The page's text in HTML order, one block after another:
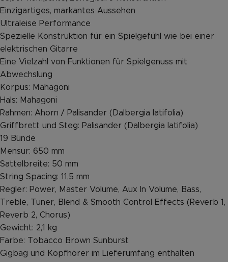
Einzigartiges, markantes Aussehen
Ultraleise Performance
Spezielle Konstruktion für ein Spielgefühl wie bei einer
elektrischen Gitarre
Eine Vielzahl von Funktionen für Spielgenuss mit
Abwechslung
Korpus: Mahagoni
Hals: Mahagoni
Rahmen: Ahorn / Palisander (Dalbergia latifolia)
Griffbrett und Steg: Palisander (Dalbergia latifolia)
19 Bünde
Mensur: 650 mm
Sattelbreite: 50 mm
String Spacing: 11,5 mm
Regler: Power, Master Volume, Aux In Volume, Bass,
Treble, Tuner, Blend & Smooth Control Effects (Reverb 1,
Reverb 2, Chorus)
Gewicht: 2,1 kg
Farbe: Tobacco Brown Sunburst
Gigbag und Kopfhörer im Lieferumfang enthalten